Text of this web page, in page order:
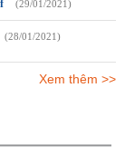
(29/01/2021)
(28/01/2021)
Xem thêm >>